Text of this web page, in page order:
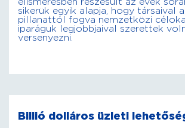
elismerésben részesült az évek
sikerük egyik alapja, hogy társaival
pillanattól fogva nemzetközi
iparáguk legjobbjaival szerettek
versenyezni.
Billió dolláros üzleti